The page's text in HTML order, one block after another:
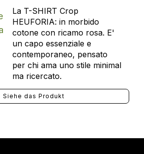
La T-SHIRT Crop
HEUFORIA: in morbido
cotone con ricamo rosa. E'
un capo essenziale e
contemporaneo, pensato
per chi ama uno stile minimal
ma ricercato.
Siehe das Produkt